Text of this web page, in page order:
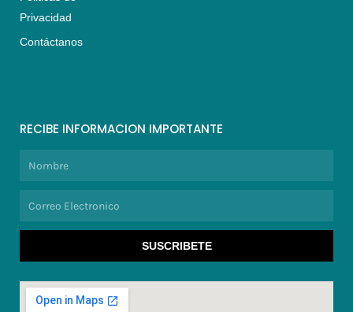
Privacidad
Contáctanos
RECIBE INFORMACION IMPORTANTE
SUSCRIBETE